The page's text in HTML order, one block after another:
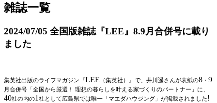
雑誌一覧
2024/07/05 全国版雑誌『LEE』8.9月合併号に載り
ました
集英社出版のライフマガジン『LEE （集英社）』で、井川遥さんが表紙の8 ・ 9
月合併号「全国から厳選！ 理想の暮らしを叶える家づくりのパートナー」に、
40社の内の1社として広島県では唯一「マエダハウジング」が掲載されました!